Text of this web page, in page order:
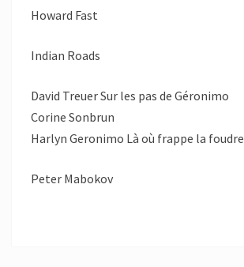
Howard Fast
Indian Roads
David Treuer Sur les pas de Géronimo
Corine Sonbrun
Harlyn Geronimo Là où frappe la foudre
Peter Mabokov